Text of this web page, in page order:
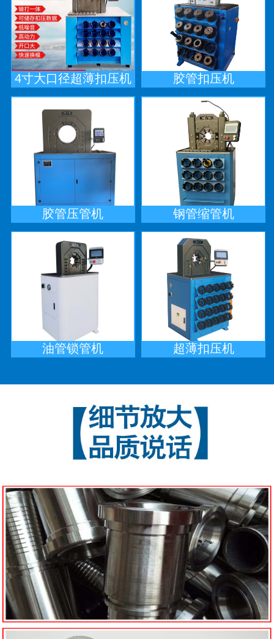
4寸大口径超薄扣压机 胶管扣压机
胶管压管机 钢管缩管机
油管锁管机 超薄扣压机